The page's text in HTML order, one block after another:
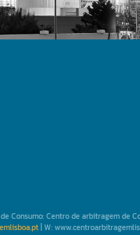
Consumo: Centro de arbitragem de
| W: